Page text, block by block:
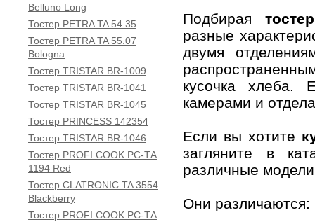
Belluno Long
Тостер PETRA TA 54.35
Тостер PETRA TA 55.07
Bologna
Тостер TRISTAR BR-1009
Тостер TRISTAR BR-1041
Тостер TRISTAR BR-1045
Тостер PRINCESS 142354
Тостер TRISTAR BR-1046
Тостер PROFI COOK PC-TА
1194 Red
Тостер CLATRONIC TA 3554
Blackberry
Тостер PROFI COOK PC-TА
Подбирая тостер
разные
двумя
кусочка хлеба.
камерами и
Если вы хотите
загляните в
различные
Они различаются: